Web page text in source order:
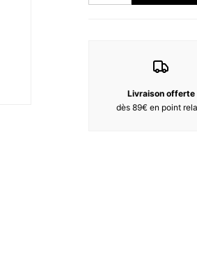
ALCOHOL DENAT. (SD
Livraison offerte
dès 89€ en point